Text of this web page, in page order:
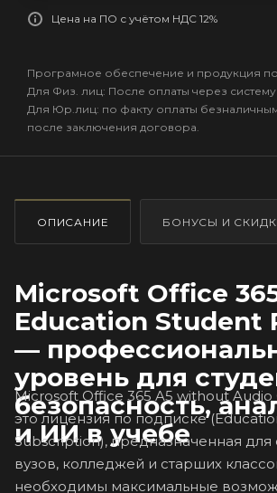
Цена на ПО с учётом НДС 12%
Програмное обеспечение и продукция
Для Физ. лиц: После оплаты через систему
Для Юр.лиц: по факту оплаты
после заключения договора.
ОПИСАНИЕ БОНУСЫ И
Microsoft Office
Education Student
—
уровень для
безопасность,
и ИИ в учебе
Microsoft Office 365 A5 without
это лицензия по подписке
Subscription), предназначенная для
вузов, колледжей и старших
необходимы максимальные